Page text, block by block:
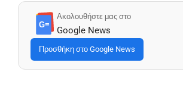
G≡
Ακολουθήστε μας στο
Google News
Προσθήκη στο Google News